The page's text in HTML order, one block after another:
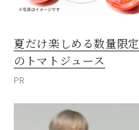
夏だけ楽しめる数量限定
のトマトジュース
PR